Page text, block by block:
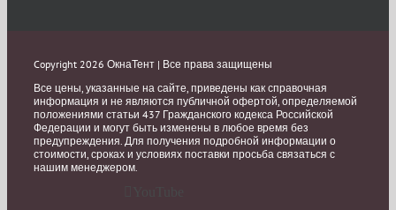
Copyright 2026 ОкнаТент | Все права защищены
Все цены, указанные на сайте, приведены как справочная
информация и не являются публичной офертой, определяемой
положениями статьи 437 Гражданского кодекса Российской
Федерации и могут быть изменены в любое время без
предупреждения. Для получения подробной информации о
стоимости, сроках и условиях поставки просьба связаться с
нашим менеджером.